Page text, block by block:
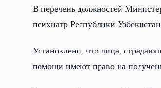
В перечень должностей
психиатр Республики
Установлено, что лица,
помощи имеют право на